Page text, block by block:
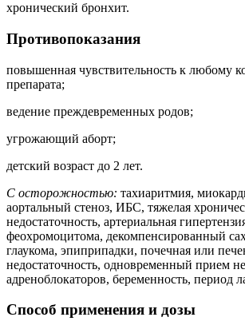
хронический бронхит.
Противопоказания
повышенная чувствительность к любому
препарата;
ведение преждевременных родов;
угрожающий аборт;
детский возраст до 2 лет.
С осторожностью: тахиаритмия,
аортальный стеноз, ИБС, тяжелая
недостаточность, артериальная
феохромоцитома, декомпенсированный
глаукома, эпиприпадки, почечная или
недостаточность, одновременный прием
адреноблокаторов, беременность, период
Способ применения и дозы